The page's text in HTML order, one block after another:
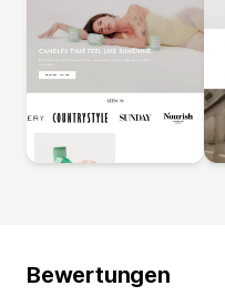
Bewertungen